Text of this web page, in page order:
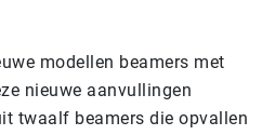
modellen beamers met
nieuwe aanvullingen
twaalf beamers die opvallen